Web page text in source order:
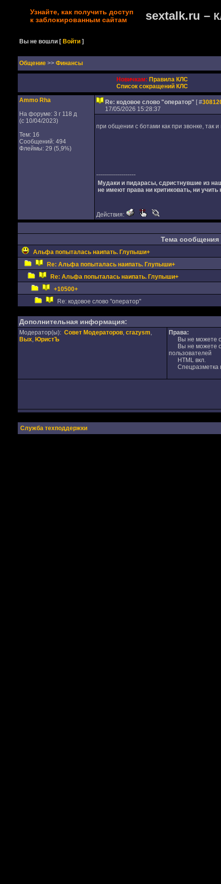
Узнайте, как получить доступ
к заблокированным сайтам
sextalk.ru –
Вы не вошли [Войти ]
Oбщение >> Финансы
Новичкам: Правила КЛС
Список сокращений КЛС
Ammo Rha
На форуме: 3 г 118 д
(с 10/04/2023)
Тем: 16
Сообщений: 494
Флеймы: 29 (5,9%)
Re: кодовое слово "оператор" [ #
17/05/2026 15:28:37
при общении с ботами как при звонке, так и
--------------------
Мудаки и пидарасы, сдристнувшие из
не имеют права ни критиковать, ни учить
Действия:
Тема сообщения
Альфа попыталась наипать. Глупыши+
Re: Альфа попыталась наипать. Глупыши+
Re: Альфа попыталась наипать. Глупыши+
+10500+
Re: кодовое слово "оператор"
Дополнительная информация:
Модератор(ы): Совет Модераторов, crazysm,
Вых, ЮристЪ
Права:
Вы не можете
Вы не можете
пользователей
HTML вкл.
Спецразметка
Служба техподдержки